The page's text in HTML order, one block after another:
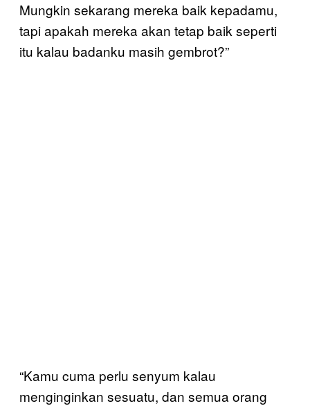
Mungkin sekarang mereka baik kepadamu,
tapi apakah mereka akan tetap baik seperti
itu kalau badanku masih gembrot?”
“Kamu cuma perlu senyum kalau
menginginkan sesuatu, dan semua orang